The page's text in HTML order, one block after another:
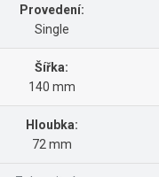
Provedení:
Single
Šířka:
140 mm
Hloubka:
72 mm